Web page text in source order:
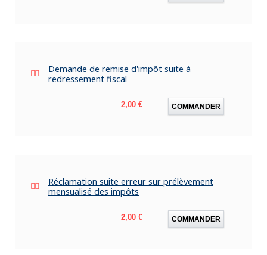
Demande de remise d'impôt suite à
redressement fiscal
Prix
2,00 € COMMANDER
Réclamation suite erreur sur prélèvement
mensualisé des impôts
Prix
2,00 € COMMANDER